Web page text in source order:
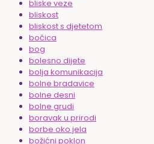
bliske veze
bliskost
bliskost s djetetom
bočica
bog
bolesno dijete
bolja komunikacija
bolne bradavice
bolne desni
bolne grudi
boravak u prirodi
borbe oko jela
božićni poklon